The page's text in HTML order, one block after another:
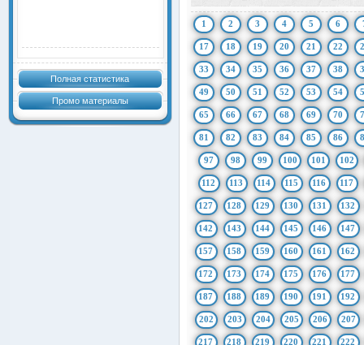
Полная статистика
Промо материалы
1 2 3 4 5 6
17 18 19 20 21 22
33 34 35 36 37 38
49 50 51 52 53 54
65 66 67 68 69 70
81 82 83 84 85 86
97 98 99 100 101 102
112 113 114 115 116 117
127 128 129 130 131 132
142 143 144 145 146 147
157 158 159 160 161 162
172 173 174 175 176 177
187 188 189 190 191 192
202 203 204 205 206 207
217 218 219 220 221 222